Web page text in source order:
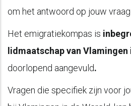
om het antwoord op jouw vraag
Het emigratiekompas is
lidmaatschap van Vlamingen
doorlopend aangevuld.
Vragen die specifiek zijn voor